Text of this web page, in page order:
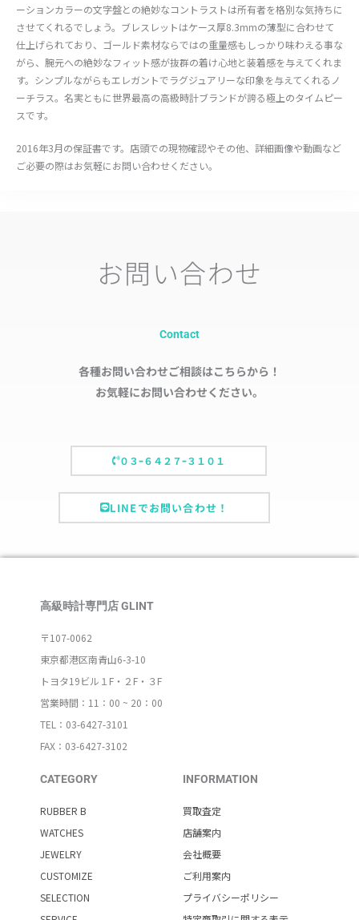
ーションカラーの文字盤との絶妙なコントラストは所有者を格別な気持ちに
させてくれるでしょう。ブレスレットはケース厚8.3mmの薄型に合わせて
仕上げられており、ゴールド素材ならではの重量感もしっかり味わえる事な
がら、腕元への絶妙なフィット感が抜群の着け心地と装着感を与えてくれま
す。シンプルながらもエレガントでラグジュアリーな印象を与えてくれるノ
ーチラス。名実ともに世界最高の高級時計ブランドが誇る極上のタイムピー
スです。
2016年3月の保証書です。店頭での現物確認やその他、詳細画像や動画など
ご必要の際はお気軽にお問い合わせください。
お問い合わせ
Contact
各種お問い合わせご相談はこちらから！
お気軽にお問い合わせください。
０３ｰ６４２７ｰ３１０１
LINEでお問い合わせ！
高級時計専門店 GLINT
〒107-0062
東京都港区南青山6-3-10
トヨタ19ビル１F・２F・３F
営業時間：11：00 ~ 20：00
TEL：03-6427-3101
FAX：03-6427-3102
CATEGORY
RUBBER B
WATCHES
JEWELRY
CUSTOMIZE
SELECTION
INFORMATION
買取査定
店舗案内
会社概要
ご利用案内
プライバシーポリシー